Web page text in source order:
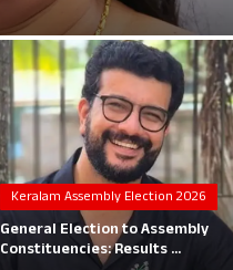
Keralam Assembly Election 2026
General Election to Assembly
Constituencies: Results ...